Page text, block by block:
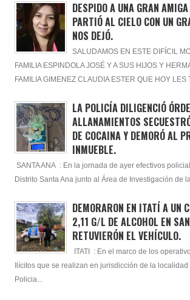
DESPIDO A UNA GRAN AMIGA
PARTIÓ AL CIELO CON UN
NOS DEJÓ.
SALUDAMOS EN ESTE DIFÍCIL
FAMILIA ESPINDOLA JOSÉ Y A SUS HIJOS Y
FAMILIA GIMENEZ CLAUDIA ESTER QUE HOY LES
LA POLICÍA DILIGENCIÓ
ALLANAMIENTOS
DE COCAINA Y DEMORÓ AL
INMUEBLE.
SANTA ANA : En la jornada de ayer efectivos
Distrito Santa Ana junto al Área de Investigación de
DEMORARON EN ITATÍ A UN
2,11 G/L DE ALCOHOL EN
RETUVIERÓN EL VEHÍCULO.
ITATI : En el marco de los
Ilícitos que se realizan en jurisdicción de la localidad
Policia...